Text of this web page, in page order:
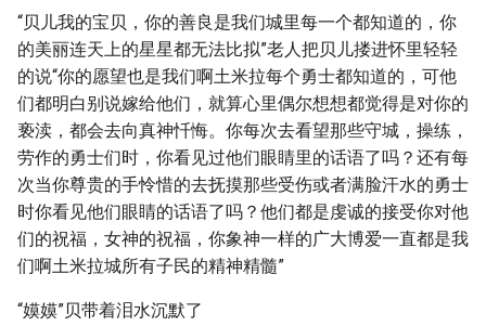
“贝儿我的宝贝，你的善良是我们城里每一个都知道的，你
的美丽连天上的星星都无法比拟”老人把贝儿搂进怀里轻轻
的说“你的愿望也是我们啊土米拉每个勇士都知道的，可他
们都明白别说嫁给他们，就算心里偶尔想想都觉得是对你的
亵渎，都会去向真神忏悔。你每次去看望那些守城，操练，
劳作的勇士们时，你看见过他们眼睛里的话语了吗？还有每
次当你尊贵的手怜惜的去抚摸那些受伤或者满脸汗水的勇士
时你看见他们眼睛的话语了吗？他们都是虔诚的接受你对他
们的祝福，女神的祝福，你象神一样的广大博爱一直都是我
们啊土米拉城所有子民的精神精髓”
“嫫嫫”贝带着泪水沉默了